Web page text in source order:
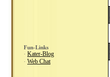
Fun-Links
· Kater-Blog
· Web Chat